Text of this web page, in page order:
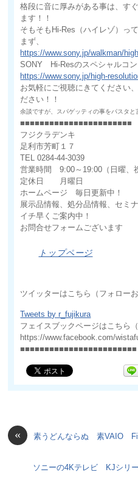
格段に音に厚みがある事は、す
ます！！
そもそもHi-Res（ハイレゾ）っ
まず、
https://www.sony.jp/walkman/
SONY Hi-Resのスペシャルコン
https://www.sony.jp/high-
お気軽にご視聴にきてください
ださい！！
余談ですが、スパゲッティの事をパスタと
■■■■■■■■■■■■■■■■■■■■■■■
フジクラデンキ
足利市芳町１７
TEL 0284-44-3039
営業時間 9:00～19:00（日曜、
定休日 月曜日
ホームページ 毎日更新中！
展示品情報、処分品情報、セミ
イチ早くご案内中！
お問合せフォームございます
トップページ
ツイッターはこちら（フォロー
Tweets by r_fujikura
フェイスブックページはこちら
https://www.facebook.com/
■■■■■■■■■■■■■■■■■■■■■■■■
« 素うどんならぬ 素VAIO
ソニーの4Kテレビ KJシリ